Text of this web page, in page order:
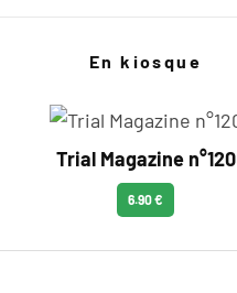
En kiosque
Trial Magazine n°120
6.90 €